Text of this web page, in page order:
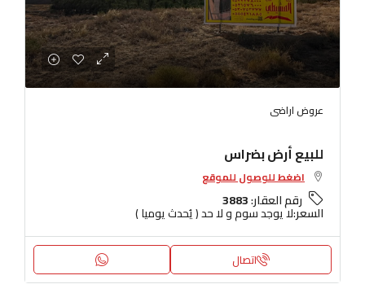
عروض اراضى
للبيع أرض بضراس
اضغط للوصول للموقع
رقم العقار:3883
السعر:لا يوجد سوم و لا حد ( يُحدث يوميا )
اتصال